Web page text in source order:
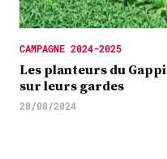
CAMPAGNE 2024-2025
Les planteurs du Gappi
sur leurs gardes
28/08/2024